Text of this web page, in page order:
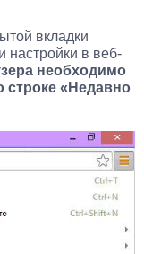
вкладки
настройки в веб-
необходимо
строке «Недавно